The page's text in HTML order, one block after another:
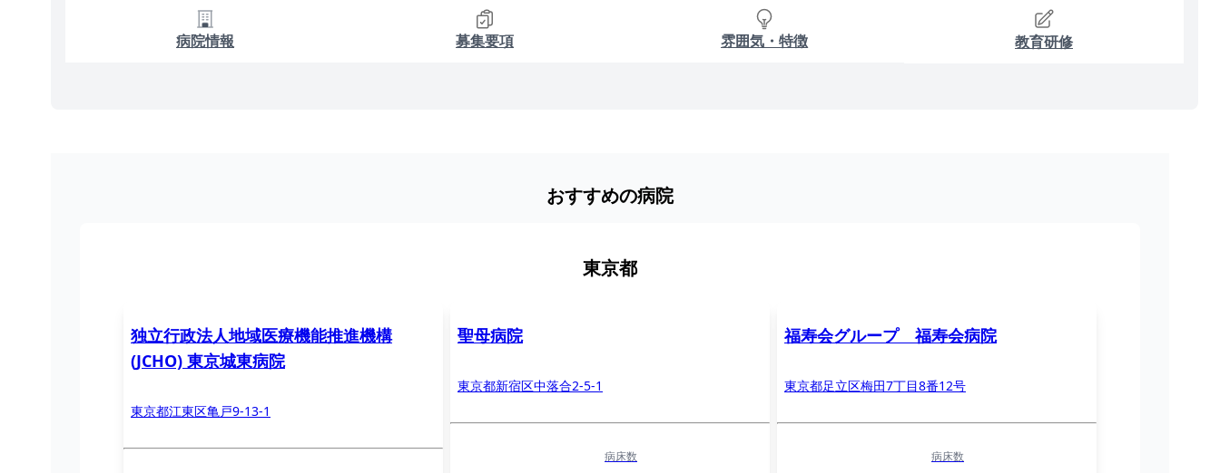
病院情報 募集要項 雰囲気・特徴 教育研修
おすすめの病院
東京都
独立行政法人地域医療機能推進機構
(JCHO) 東京城東病院
東京都江東区亀戸9-13-1
聖母病院
東京都新宿区中落合2-5-1
病床数
福寿会グループ 福寿会病院
東京都足立区梅田7丁目8番12号
病床数